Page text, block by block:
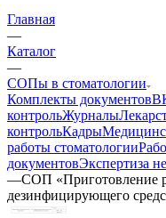
Главная
—
Каталог
—
СОПы в стоматологии
Комплекты документов
контрольЖурналы
контрольКадры
работы стоматологии
документовЭкспертиза
—СОП «Приготовление
дезинфицирующего